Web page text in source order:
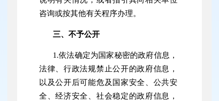
咨询或按其他有关程序办理。
三、不予公开
1.依法确定为国家秘密的政府信息，
法律、行政法规禁止公开的政府信息，
以及公开后可能危及国家安全、公共安
全、经济安全、社会稳定的政府信息，